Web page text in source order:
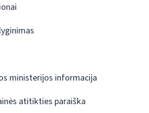
ministerijos informacija
atitikties paraiška